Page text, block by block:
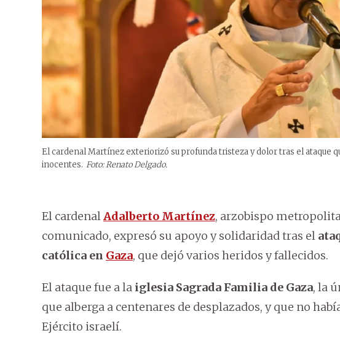
El cardenal Martínez exteriorizó su profunda tristeza y dolor tras el ataque
inocentes. Foto: Renato Delgado.
El cardenalAdalberto Martínez, arzobispo
comunicado, expresó su apoyo y solidaridad tras el
católica en Gaza, que dejó varios heridos y fallecidos.
El ataque fue a la iglesia Sagrada Familia de Gaza, la
que alberga a centenares de desplazados, y que no
Ejército israelí.